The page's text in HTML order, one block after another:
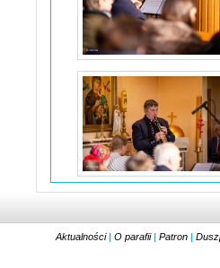
Aktualności | O parafii | Patron |